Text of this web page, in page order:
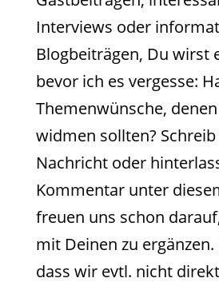
Interviews oder
Blogbeiträgen, Du wirst
bevor ich es vergesse:
Themenwünsche,
widmen sollten?
Nachricht oder
Kommentar unter
freuen uns schon
mit Deinen zu ergänzen.
dass wir evtl. nicht